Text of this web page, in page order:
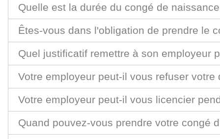
Quelle est la durée du congé de
Êtes-vous dans l'obligation de prendre le
Quel justificatif remettre à son employeur
Votre employeur peut-il vous refuser
Votre employeur peut-il vous licencier
Quand pouvez-vous prendre votre congé